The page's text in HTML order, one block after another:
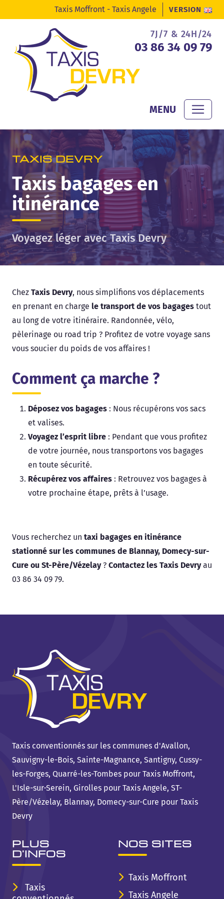
Taxis Moffront Taxis Angele VERSION
MENU
7J/7 & 24H/24
03 86 34 09 79
TAXIS DEVRY
Taxis bagages en
itinérance
Voyagez léger avec Taxis Devry
Chez Taxis Devry, nous simplifions vos déplacements
en prenant en charge le transport de vos bagages tout
au long de votre itinéraire. Randonnée, vélo,
pèlerinage ou road trip ? Profitez de votre voyage sans
vous soucier du poids de vos affaires !
Comment ça marche ?
Déposez vos bagages : Nous récupérons vos sacs
et valises.
Voyagez l’esprit libre : Pendant que vous profitez
de votre journée, nous transportons vos bagages
en toute sécurité.
Récupérez vos affaires : Retrouvez vos bagages à
votre prochaine étape, prêts à l’usage.
Vous recherchez un taxi bagages en itinérance
stationné sur les communes de Blannay, Domecy-sur-
Cure ou St-Père/Vézelay? Contactez les Taxis Devryau
03 86 34 09 79.
Taxis conventionnés sur les communes d'Avallon,
Sauvigny-le-Bois, Sainte-Magnance, Santigny, Cussy-
les-Forges, Quarré-les-Tombes pour Taxis Moffront,
L'Isle-sur-Serein, Girolles pour Taxis Angele, ST-
Père/Vézelay, Blannay, Domecy-sur-Cure pour Taxis
Devry
PLUS
D'INFOS
Taxis
NOS SITES
Taxis Moffront
Taxis Angele
Panneau de gestion des cookies